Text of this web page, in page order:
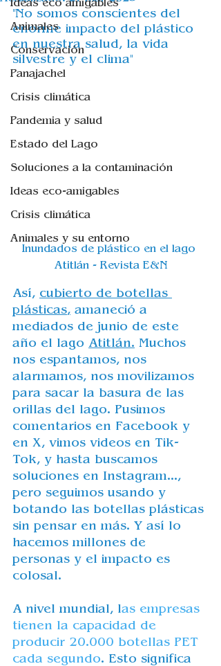
Ideas eco amigables
Animales
Conservación
Panajachel
Crisis climática
Pandemia y salud
Estado del Lago
Soluciones a la contaminación
Ideas eco-amigables
Crisis climática
Animales y su entorno
"No somos conscientes del
enorme impacto del plástico
en nuestra salud, la vida
silvestre y el clima"
Inundados de plástico en el lago
Atitlán - Revista E&N
Así, cubierto de botellas
plásticas, amaneció a
mediados de junio de este
año el lago Atitlán. Muchos
nos espantamos, nos
alarmamos, nos movilizamos
para sacar la basura de las
orillas del lago. Pusimos
comentarios en Facebook y
en X, vimos videos en Tik-
Tok, y hasta buscamos
soluciones en Instagram...,
pero seguimos usando y
botando las botellas plásticas
sin pensar en más. Y así lo
hacemos millones de
personas y el impacto es
colosal.
A nivel mundial, las empresas
tienen la capacidad de
producir 20.000 botellas PET
cada segundo. Esto significa